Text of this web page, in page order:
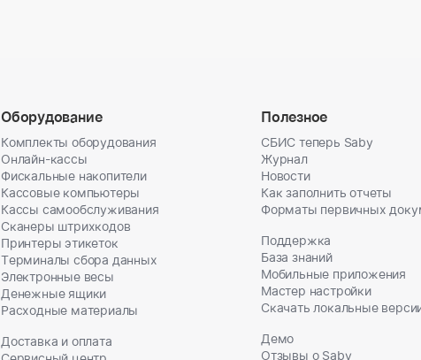
Оборудование
Комплекты оборудования
Онлайн-кассы
Фискальные накопители
Кассовые компьютеры
Кассы самообслуживания
Сканеры штрихкодов
Принтеры этикеток
Терминалы сбора данных
Электронные весы
Денежные ящики
Расходные материалы
Доставка и оплата
Полезное
СБИС теперь Saby
Журнал
Новости
Как заполнить отчеты
Форматы первичных
Поддержка
База знаний
Мобильные приложения
Мастер настройки
Скачать локальные
Демо
Отзывы о Saby